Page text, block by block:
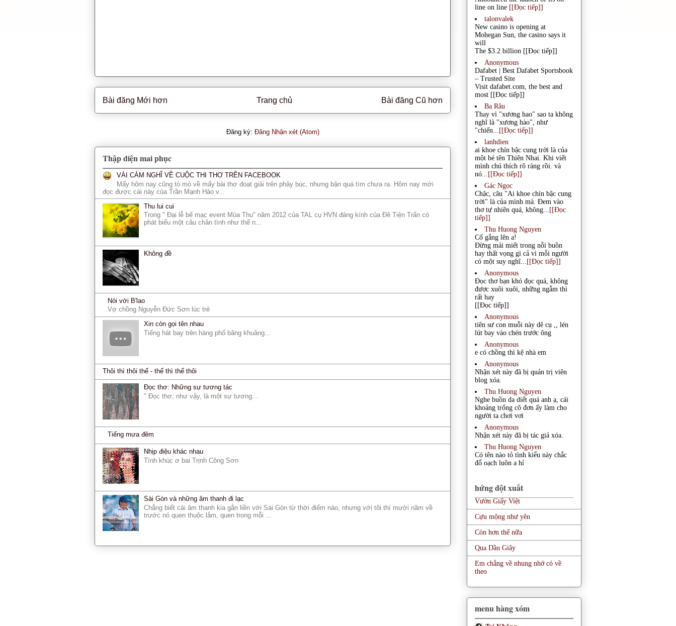
Bài đăng Mới hơn Bài đăng Cũ hơn
Trang chủ
Đăng ký: Đăng Nhận xét (Atom)
Thập diện mai phục
VÀI CẢM NGHĨ VỀ CUỘC THI THƠ TRÊN FACEBOOK
Mấy hôm nay cũng tò mò về mấy bài thơ đoạt giải trên phây búc, nhưng bận quá tìm chưa ra. Hôm nay mới
đọc được cái này của Trần Mạnh Hảo v...
Thu lui cui
Trong " Đại lễ bế mạc event Mùa Thu" năm 2012 của TAL cụ HVN đáng kính của Đê Tiện Trấn có
phát biểu một câu chân tình như thế n...
Không đề
Nói với B'lao
Vợ chồng Nguyễn Đức Sơn lúc trẻ
Xin còn gọi tên nhau
Tiếng hát bay trên hàng phố bâng khuâng...
Thôi thì thôi thế - thế thì thế thôi
Đọc thơ: Những sự tương tác
" Đọc thơ, như vậy, là một sự tương...
Tiếng mưa đêm
Nhịp điệu khác nhau
Tình khúc ơ bai Trịnh Công Sơn
Sài Gòn và những âm thanh đi lạc
Chẳng biết cái âm thanh kia gắn liền với Sài Gòn từ thời điểm nào, nhưng với tôi thì mười năm về
trước nó quen thuộc lắm, quen trong mỗi ...
line on line [[Đọc tiếp]]
talonvalek
New casino is opening at
Mohegan Sun, the casino says it
will
The $3.2 billion [[Đọc tiếp]]
Anonymous
Dafabet | Best Dafabet Sportsbook
– Trusted Site
Visit dafabet.com, the best and
most [[Đọc tiếp]]
Ba Râu
Thay vì "xương hao" sao ta không
nghĩ là "xương hào", như
"chiến... [[Đọc tiếp]]
lanhdien
ai khoe chín bậc cung trời là của
một bé tên Thiên Nhai. Khi viết
mình chú thích rõ ràng rồi. và
nó... [[Đọc tiếp]]
Gác Ngọc
Chậc, câu "Ai khoe chín bậc cung
trời" là của mình mà. Đem vào
thơ tự nhiên quá, không... [[Đọc
tiếp]]
Thu Huong Nguyen
Cố gắng lên a!
Đừng mải miết trong nỗi buồn
hay thất vọng gì cả vì mỗi người
có một suy nghĩ... [[Đọc tiếp]]
Anonymous
Đọc thơ bạn khó đọc quá, không
được xuôi xuôi, những ngẫm thì
rất hay
[[Đọc tiếp]]
Anonymous
tiên sư con muỗi này dê cụ ,, lén
lút bay vào chén trước ông
Anonymous
e có chồng thì kệ nhà em
Anonymous
Nhận xét này đã bị quản trị viên
blog xóa.
Thu Huong Nguyen
Nghe buồn da diết quá anh ạ, cái
khoảng trống cô đơn ấy làm cho
người ta chơi vơi
Anonymous
Nhận xét này đã bị tác giả xóa.
Thu Huong Nguyen
Có tên nào tỏ tình kiểu này chắc
đổ oạch luôn a hỉ
hứng đột xuất
Vườn Giấy Việt
Cựu mộng như yên
Còn hơn thế nữa
Qua Dầu Giây
Em chẳng về nhung nhớ có về
theo
menu hàng xóm